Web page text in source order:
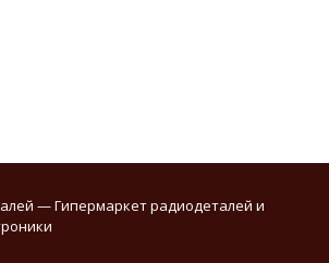
— Гипермаркет радиодеталей и